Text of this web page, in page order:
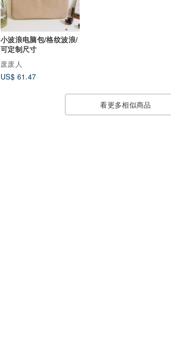
小波浪电脑包/格纹波浪/
可定制尺寸
废废人
US$ 61.47
看更多相似商品